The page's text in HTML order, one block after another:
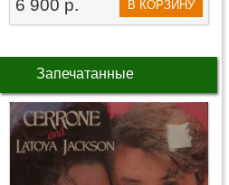
6 900 р. В КОРЗИНУ
Запечатанные